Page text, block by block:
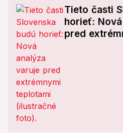
Tieto časti
horieť:
pred